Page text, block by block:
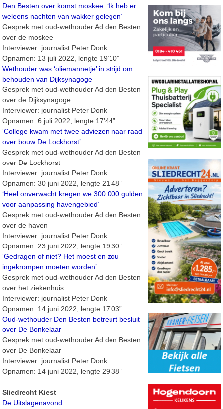
Den Besten over komst moskee: ‘Ik heb er
weleens nachten van wakker gelegen’
Gesprek met oud-wethouder Ad den Besten
over de moskee
Interviewer: journalist Peter Donk
Opnamen: 13 juli 2022, lengte 19’10”
Wethouder was ‘oliemannetje’ in strijd om
behouden van Dijksynagoge
Gesprek met oud-wethouder Ad den Besten
over de Dijksynagoge
Interviewer: journalist Peter Donk
Opnamen: 6 juli 2022, lengte 17’44”
‘College kwam met twee adviezen naar raad
over bouw De Lockhorst’
Gesprek met oud-wethouder Ad den Besten
over De Lockhorst
Interviewer: journalist Peter Donk
Opnamen: 30 juni 2022, lengte 21’48”
‘Heel onverwacht kregen we 300.000 gulden
voor aanpassing havengebied’
Gesprek met oud-wethouder Ad den Besten
over de haven
Interviewer: journalist Peter Donk
Opnamen: 23 juni 2022, lengte 19’30”
‘Gedragen of niet? Het moest en zou
ingekrompen moeten worden’
Gesprek met oud-wethouder Ad den Besten
over het ziekenhuis
Interviewer: journalist Peter Donk
Opnamen: 14 juni 2022, lengte 17’03”
Oud-wethouder Den Besten betreurt besluit
over De Bonkelaar
Gesprek met oud-wethouder Ad den Besten
over De Bonkelaar
Interviewer: journalist Peter Donk
Opnamen: 14 juni 2022, lengte 29’38”
Sliedrecht Kiest
De Uitslagenavond